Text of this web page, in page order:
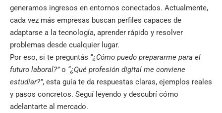
generamos ingresos en entornos conectados. Actualmente,
cada vez más empresas buscan perfiles capaces de
adaptarse a la tecnología, aprender rápido y resolver
problemas desde cualquier lugar.
Por eso, si te preguntás “¿Cómo puedo prepararme para el
futuro laboral?”o “¿Qué profesión digital me conviene
estudiar?”, esta guía te da respuestas claras, ejemplos reales
y pasos concretos. Seguí leyendo y descubrí cómo
adelantarte al mercado.